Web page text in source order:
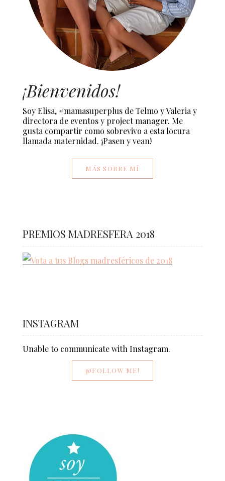
¡Bienvenidos!
Soy Elisa, #mamasuperplus de Telmo y Valeria y
directora de eventos y project manager. Me
gusta compartir como sobrevivo a esta locura
llamada maternidad. ¡Pasen y vean!
MÁS SOBRE MÍ
PREMIOS MADRESFERA 2018
INSTAGRAM
Unable to communicate with Instagram.
@FOLLOW ME!